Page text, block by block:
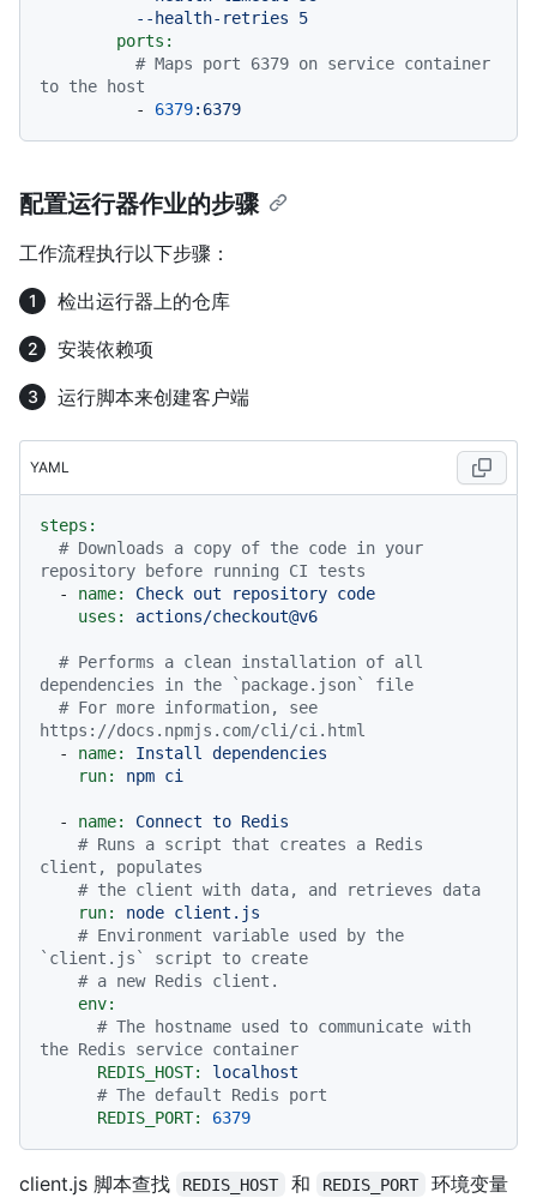
ports:
# Maps port 6379 on service container
to the host
-
6379:6379
配置运行器作业的步骤
工作流程执行以下步骤：
检出运行器上的仓库
安装依赖项
运行脚本来创建客户端
YAML
steps:
# Downloads a copy of the code in your
repository before running CI tests
-
name: Check out repository code
uses:
actions/checkout@v6
# Performs a clean installation of all
dependencies in the `package.json` file
# For more information, see
https://docs.npmjs.com/cli/ci.html
-
name: Install
dependencies
run:
npm ci
- name: Connect to Redis
# Runs a script that creates a Redis
client, populates
# the client with data, and retrieves data
run:
node client.js
# Environment variable used by the
`client.js` script to create
# a new Redis client.
env:
# The hostname used to communicate with
the Redis service container
REDIS_HOST:
localhost
# The default Redis port
REDIS_PORT:
6379
client.js 脚本查找 REDIS_HOST 和 REDIS_PORT
环境变量